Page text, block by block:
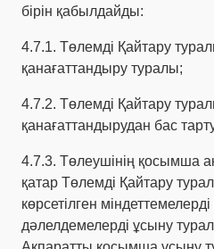
бірін қабылдайды:
4.7.1. Төлемді Қайтару
қанағаттандыру туралы;
4.7.2. Төлемді Қайтару
қанағаттандырудан бас
4.7.3. Төлеушінің қосымша
қатар Төлемді Қайтару
көрсетілген
дәлелдемелерді ұсыну